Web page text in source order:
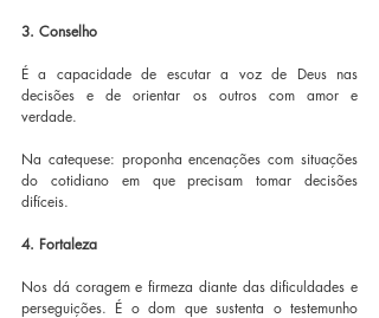
3. Conselho
É a capacidade de escutar a voz de Deus nas
decisões e de orientar os outros com amor e
verdade.
Na catequese: proponha encenações com situações
do cotidiano em que precisam tomar decisões
difíceis.
4. Fortaleza
Nos dá coragem e firmeza diante das dificuldades e
perseguições. É o dom que sustenta o testemunho